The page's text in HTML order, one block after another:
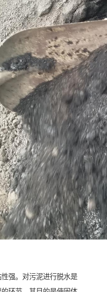
强。对污泥进行脱水是